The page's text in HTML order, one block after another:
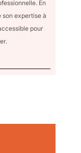
En
son expertise à
pour